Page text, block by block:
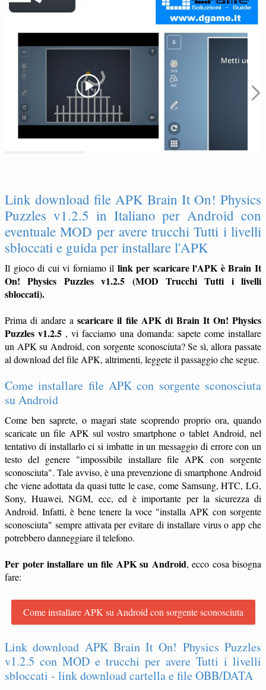
Link download file APK Brain It On! Physics
Puzzles v1.2.5 in Italiano per Android con
eventuale MOD per avere trucchi Tutti i livelli
sbloccati e guida per installare l'APK
Il gioco di cui vi forniamo il link per scaricare l'APK è Brain It
On! Physics Puzzles v1.2.5 (MOD Trucchi Tutti i livelli
sbloccati).
Prima di andare ascaricare il file APK di Brain It On! Physics
Puzzles v1.2.5 , vi facciamo una domanda: sapete come installare
un APK su Android, con sorgente sconosciuta? Se sì, allora passate
al download del file APK, altrimenti, leggete il passaggio che segue.
Come installare file APK con sorgente sconosciuta
su Android
Come ben saprete, o magari state scoprendo proprio ora, quando
scaricate un file APK sul vostro smartphone o tablet Android, nel
tentativo di installarlo ci si imbatte in un messaggio di errore con un
testo del genere "impossibile installare file APK con sorgente
sconosciuta". Tale avviso, è una prevenzione di smartphone Android
che viene adottata da quasi tutte le case, come Samsung, HTC, LG,
Sony, Huawei, NGM, ecc, ed è importante per la sicurezza di
Android. Infatti, è bene tenere la voce "installa APK con sorgente
sconosciuta" sempre attivata per evitare di installare virus o app che
potrebbero danneggiare il telefono.
Per poter installare un file APK su Android, ecco cosa bisogna
fare:
Come installare APK su Android con sorgente sconosciuta
Link download APK Brain It On! Physics Puzzles
v1.2.5 con MOD e trucchi per avere Tutti i livelli
sbloccati - link download cartella e file OBB/DATA